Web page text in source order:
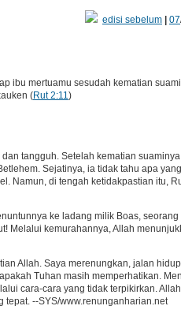
edisi sebelum| 07
mertuamu sesudah kematian
(Rut 2:11)
tangguh. Setelah kematian
Sejatinya, ia tidak tahu apa
Namun, di tengah ketidakpastian itu,
ke ladang milik Boas,
Melalui kemurahannya, Allah
Allah. Saya merenungkan, jalan
Tuhan masih memperhatikan.
cara-cara yang tidak terpikirkan.
--SYS/www.renunganharian.net